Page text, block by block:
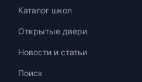
школьные,
Каталог школ
Открытые двери
Новости и статьи
Поиск